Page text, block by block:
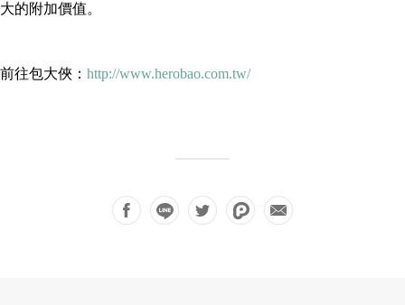
大的附加價值。
前往包大俠： http://www.herobao.com.tw/